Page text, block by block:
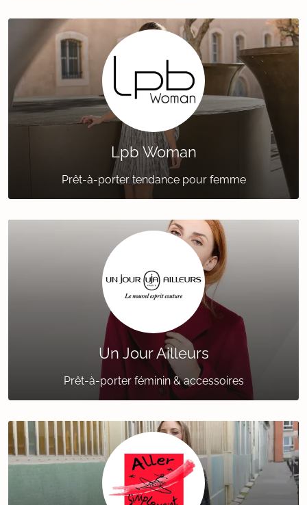
Lpb Woman
Prêt-à-porter tendance pour femme
Un Jour Ailleurs
Prêt-à-porter féminin & accessoires